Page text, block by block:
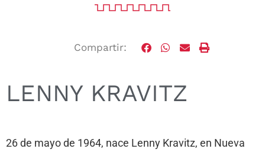
Compartir:
LENNY KRAVITZ
26 de mayo de 1964, nace Lenny Kravitz, en Nueva